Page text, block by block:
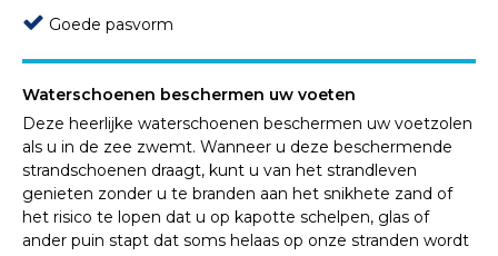
Goede pasvorm
Waterschoenen beschermen uw voeten
Deze heerlijke waterschoenen beschermen uw voetzolen
als u in de zee zwemt. Wanneer u deze beschermende
strandschoenen draagt, kunt u van het strandleven
genieten zonder u te branden aan het snikhete zand of
het risico te lopen dat u op kapotte schelpen, glas of
ander puin stapt dat soms helaas op onze stranden wordt